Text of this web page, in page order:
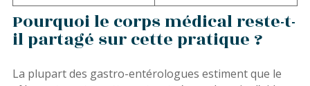
Pourquoi le corps médical reste-t-
il partagé sur cette pratique ?
La plupart des gastro-entérologues estiment que le